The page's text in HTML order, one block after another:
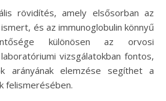
rövidítés, amely elsősorban az
és az immunoglobulin könnyű
különösen az orvosi
vizsgálatokban fontos,
arányának elemzése segíthet a
felismerésében.